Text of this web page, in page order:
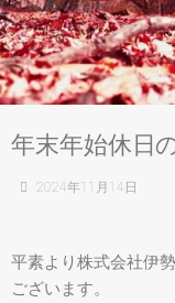
採用情報
パートナーシップ
お問い合わせ
サイトマップ
年末年始休 日
2024年11月14日
平素より株式会社伊
ございます。